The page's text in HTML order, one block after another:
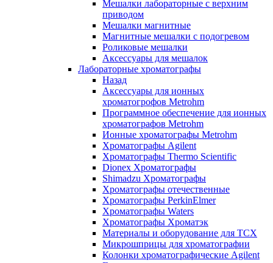
Мешалки лабораторные с верхним
приводом
Мешалки магнитные
Магнитные мешалки с подогревом
Роликовые мешалки
Аксессуары для мешалок
Лабораторные хроматографы
Назад
Аксессуары для ионных
хроматогрофов Metrohm
Программное обеспечение для ионных
хроматографов Metrohm
Ионные хроматографы Metrohm
Хроматографы Agilent
Хроматографы Thermo Scientific
Dionex Хроматографы
Shimadzu Хроматографы
Хроматографы отечественные
Хроматографы PerkinElmer
Хроматографы Waters
Хроматографы Хроматэк
Материалы и оборудование для ТСХ
Микрошприцы для хроматографии
Колонки хроматографические Agilent